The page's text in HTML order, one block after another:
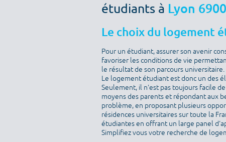
étudiants à Lyon
Le choix du logement
Pour un étudiant, assurer son avenir
favoriser les conditions de vie
le résultat de son parcours universitaire.
Le logement étudiant est donc un des
Seulement, il n'est pas toujours facile
moyens des parents et répondant aux
problème, en proposant plusieurs
résidences universitaires sur toute la
étudiantes en offrant un large panel
Simplifiez vous votre recherche de